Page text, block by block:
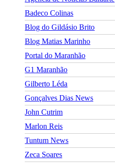
Badeco Colinas
Blog do Gildásio Brito
Blog Matias Marinho
Portal do Maranhão
G1 Maranhão
Gilberto Léda
Gonçalves Dias News
John Cutrim
Marlon Reis
Tuntum News
Zeca Soares